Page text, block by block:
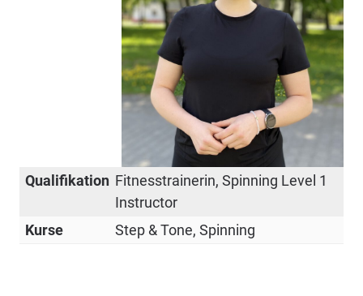
Qualifikation Fitnesstrainerin, Spinning Level 1
Instructor
Kurse
Step & Tone, Spinning